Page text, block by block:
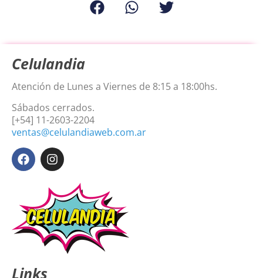
Celulandia
Atención de Lunes a Viernes de 8:15 a 18:00hs.
Sábados cerrados.
[+54] 11-2603-2204
ventas@celulandiaweb.com.ar
Links